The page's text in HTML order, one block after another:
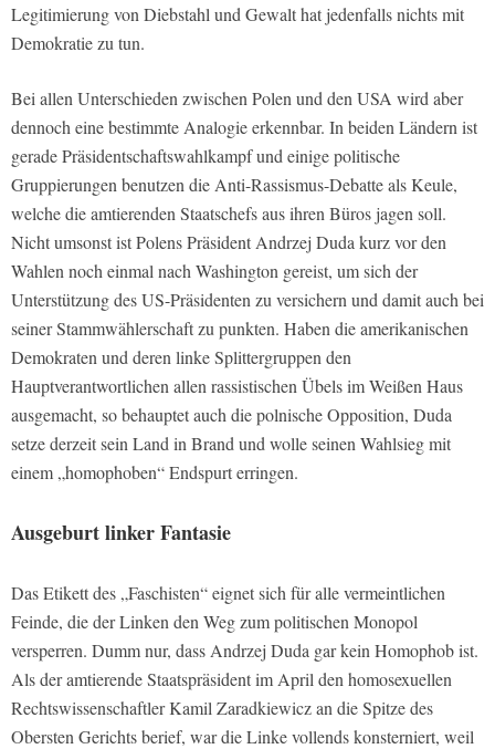
Legitimierung von Diebstahl und Gewalt hat jedenfalls nichts mit
Demokratie zu tun.
Bei allen Unterschieden zwischen Polen und den USA wird aber
dennoch eine bestimmte Analogie erkennbar. In beiden Ländern ist
gerade Präsidentschaftswahlkampf und einige politische
Gruppierungen benutzen die Anti-Rassismus-Debatte als Keule,
welche die amtierenden Staatschefs aus ihren Büros jagen soll.
Nicht umsonst ist Polens Präsident Andrzej Duda kurz vor den
Wahlen noch einmal nach Washington gereist, um sich der
Unterstützung des US-Präsidenten zu versichern und damit auch bei
seiner Stammwählerschaft zu punkten. Haben die amerikanischen
Demokraten und deren linke Splittergruppen den
Hauptverantwortlichen allen rassistischen Übels im Weißen Haus
ausgemacht, so behauptet auch die polnische Opposition, Duda
setze derzeit sein Land in Brand und wolle seinen Wahlsieg mit
einem „homophoben“ Endspurt erringen.
Ausgeburt linker Fantasie
Das Etikett des „Faschisten“ eignet sich für alle vermeintlichen
Feinde, die der Linken den Weg zum politischen Monopol
versperren. Dumm nur, dass Andrzej Duda gar kein Homophob ist.
Als der amtierende Staatspräsident im April den homosexuellen
Rechtswissenschaftler Kamil Zaradkiewicz an die Spitze des
Obersten Gerichts berief, war die Linke vollends konsterniert, weil